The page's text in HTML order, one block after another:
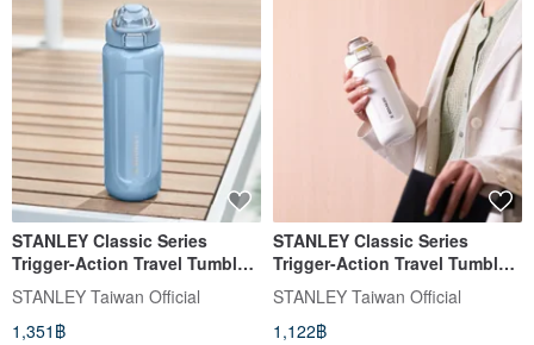
STANLEY Classic Series
Trigger-Action Travel Tumbler
0.7L / Gloss White
STANLEY Taiwan Official
1,351฿
STANLEY Classic Series
Trigger-Action Travel Tumbler
0.47L / Hammerstone White
STANLEY Taiwan Official
1,122฿